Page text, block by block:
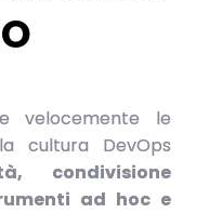
velocemente le
cultura DevOps
condivisione
ad hoc e